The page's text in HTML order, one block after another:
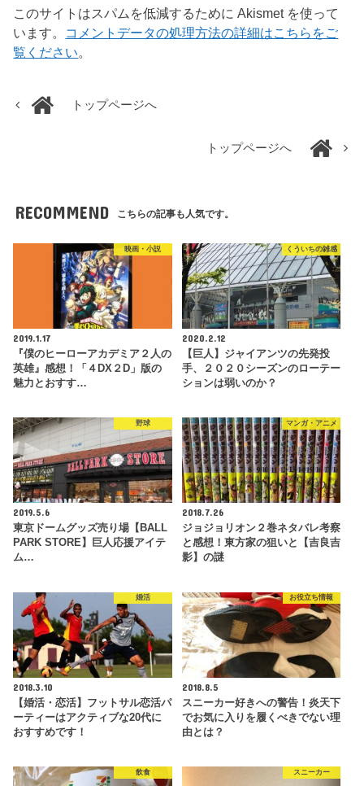
このサイトはスパムを低減するために Akismet を使って
います。 コメントデータの処理方法の詳細はこちらをご
覧ください。
トップページへ
トップページへ
RECOMMEND こちらの記事も人気です。
映画・小説
2019.1.17
『僕のヒーローアカデミア２人の
英雄』感想！「４DX２D」版の
魅力とおすす…
くういちの雑感
2020.2.12
【巨人】ジャイアンツの先発投
手、２０２０シーズンのローテー
ションは弱いのか？
野球
2019.5.6
東京ドームグッズ売り場【BALL
PARK STORE】巨人応援アイテ
ム…
マンガ・アニメ
2018.7.26
ジョジョリオン２巻ネタバレ考察
と感想！東方家の狙いと【吉良吉
影】の謎
婚活
2018.3.10
【婚活・恋活】フットサル恋活パ
ーティーはアクティブな20代に
おすすめです！
お役立ち情報
2018.8.5
スニーカー好きへの警告！炎天下
でお気に入りを履くべきでない理
由とは？
飲食 スニーカー